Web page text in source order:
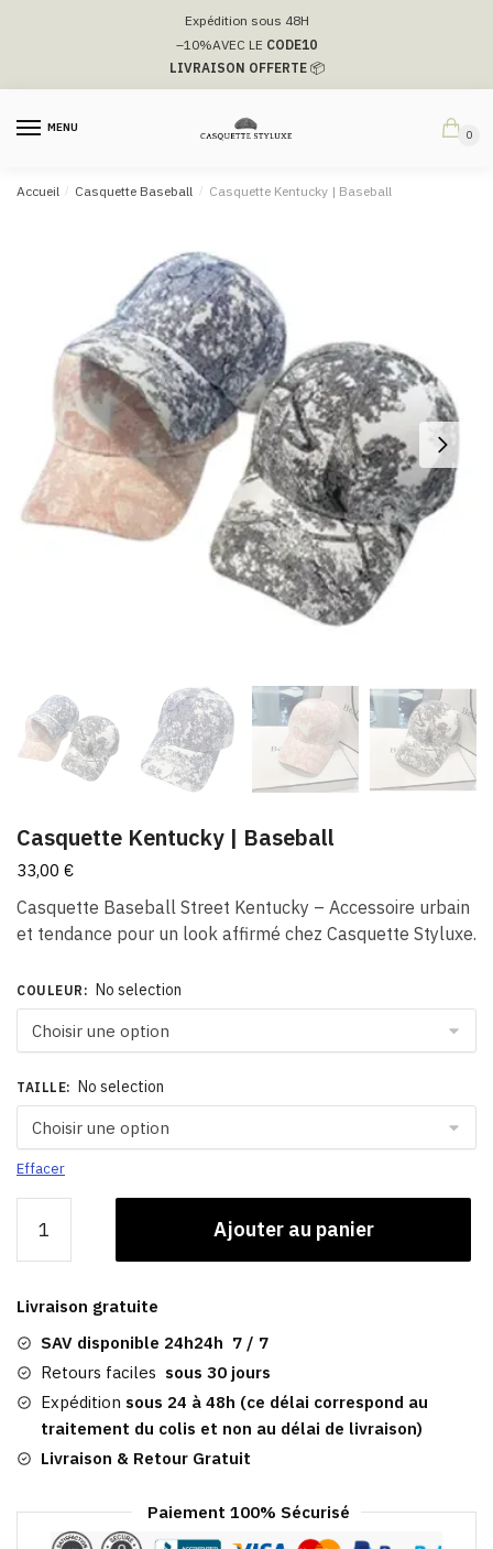
navigation
Expédition sous 48H
–10%AVEC LE CODE10
LIVRAISON OFFERTE📦
MENU
0
Accueil / Casquette Baseball / Casquette Kentucky | Baseball
Casquette Kentucky | Baseball
33,00 €
Casquette Baseball Street Kentucky – Accessoire urbain
et tendance pour un look affirmé chez Casquette Styluxe.
COULEUR : No selection
TAILLE: No selection
Effacer
Casquette
|
Baseball
Ajouter au panier
Livraison gratuite
SAV disponible 24h24h 7 / 7
Retours faciles sous 30 jours
Expédition sous 24 à 48h (ce délai correspond au
traitement du colis et non au délai de livraison)
Livraison & Retour Gratuit
Paiement 100% Sécurisé